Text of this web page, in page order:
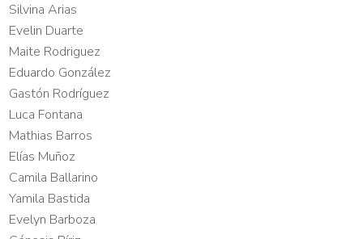
Silvina Arias
Evelin Duarte
Maite Rodriguez
Eduardo González
Gastón Rodríguez
Luca Fontana
Mathias Barros
Elías Muñoz
Camila Ballarino
Yamila Bastida
Evelyn Barboza